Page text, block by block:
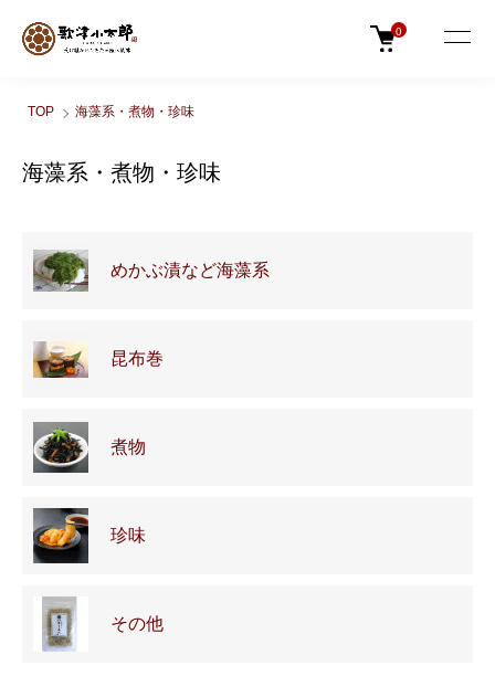
0
TOP 海藻系・煮物・珍味
海藻系・煮物・珍味
めかぶ漬など海藻系
昆布巻
煮物
珍味
その他